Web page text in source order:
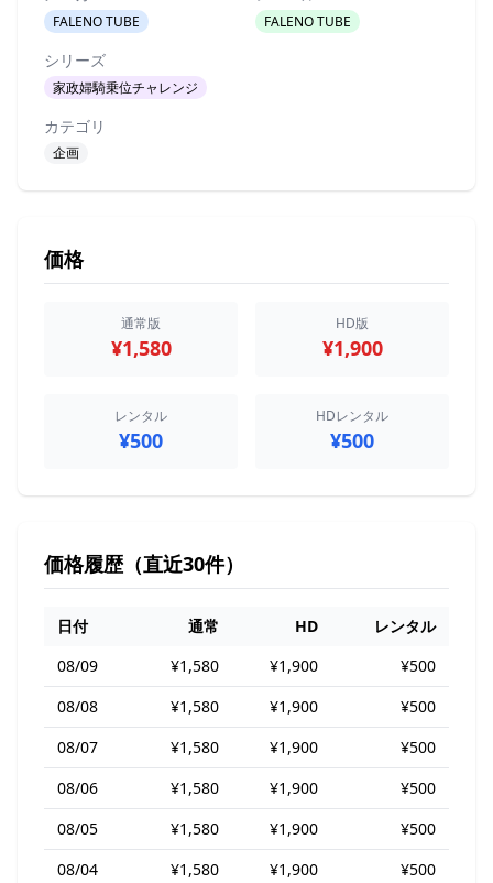
FALENO TUBE FALENO TUBE
シリーズ
家政婦騎乗位チャレンジ
カテゴリ
企画
価格
通常版
¥1,580
HD版
¥1,900
レンタル
¥500
HDレンタル
¥500
価格履歴（直近30件）
日付 通常 HD
レンタル
08/09
¥1,580 ¥1,900
¥500
08/08
¥1,580 ¥1,900
¥500
08/07
¥1,580 ¥1,900
¥500
08/06
¥1,580 ¥1,900
¥500
08/05
¥1,580 ¥1,900
¥500
08/04
¥1,580 ¥1,900 ¥500